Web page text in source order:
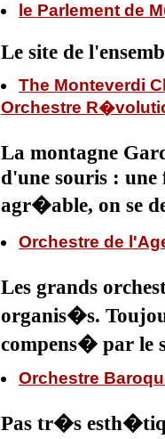
le Parlement de
Le site de
The Monteverdi
Orchestre
La montagne
d'une souris : une
agr�able, on se
Orchestre de
Les grands
organis�s.
compens� par le
Orchestre
Pas tr�s